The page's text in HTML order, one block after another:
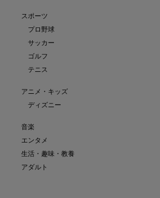
スポーツ
プロ野球
サッカー
ゴルフ
テニス
アニメ・キッズ
ディズニー
音楽
エンタメ
生活・趣味・教養
アダルト